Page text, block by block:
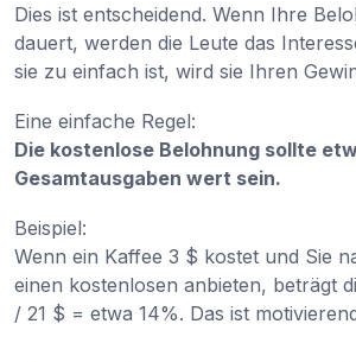
Dies ist entscheidend. Wenn Ihre
dauert, werden die Leute das
sie zu einfach ist, wird sie Ihren
Eine einfache Regel:
Die kostenlose Belohnung sollte
Gesamtausgaben wert sein.
Beispiel:
Wenn ein Kaffee 3 $ kostet und Sie
einen kostenlosen anbieten, beträgt
/ 21 $ = etwa 14%. Das ist